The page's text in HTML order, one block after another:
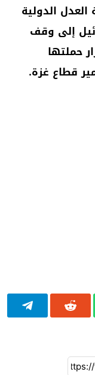
الدولية
إلى وقف
حملتها
قطاع غزة.